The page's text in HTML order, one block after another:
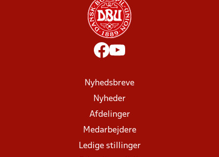
Nyhedsbreve
Nyheder
Afdelinger
Medarbejdere
Ledige stillinger